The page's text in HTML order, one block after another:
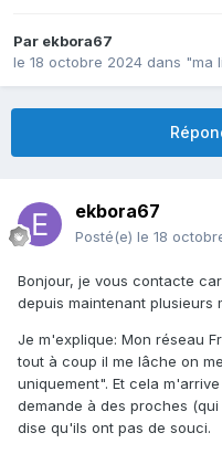
Par ekbora67
le 18 octobre 2024 dans "ma
ekbora67
Posté(e) le 18
Bonjour, je vous contacte
depuis maintenant plusieurs
Je m'explique: Mon réseau
tout à coup il me lâche on
uniquement". Et cela
demande à des proches
dise qu'ils ont pas de souci.